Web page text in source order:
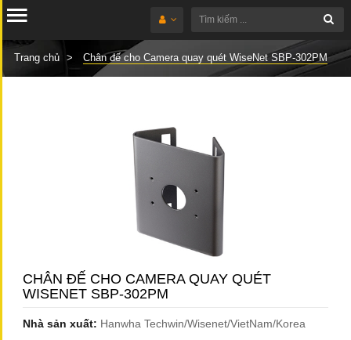
Trang chủ Chân đế cho Camera quay quét WiseNet SBP-302PM
CHÂN ĐẾ CHO CAMERA QUAY QUÉT
WISENET SBP-302PM
Nhà sản xuất: Hanwha Techwin/Wisenet/VietNam/Korea